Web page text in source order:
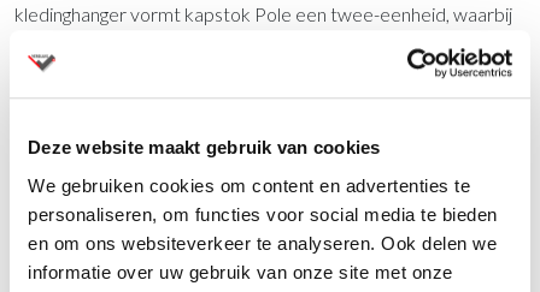
Deze website maakt gebruik van cookies
We gebruiken cookies om content en advertenties te
personaliseren, om functies voor social media te bieden
en om ons websiteverkeer te analyseren. Ook delen we
informatie over uw gebruik van onze site met onze
kledinghanger vormt kapstok Pole een twee-eenheid, waarbij
ronde vormen een vriendelijke uitstraling garanderen. In de
kleuren blauw, oranje en fuchsia oogt Pole vrolijk en fris. De
witte combinatie toont helder en minimalistisch en in zwart is
Vragen?
Wij staan u graag te woord via de telefoon.